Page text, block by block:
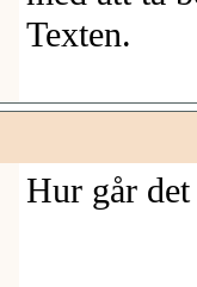
Texten.
Hur går